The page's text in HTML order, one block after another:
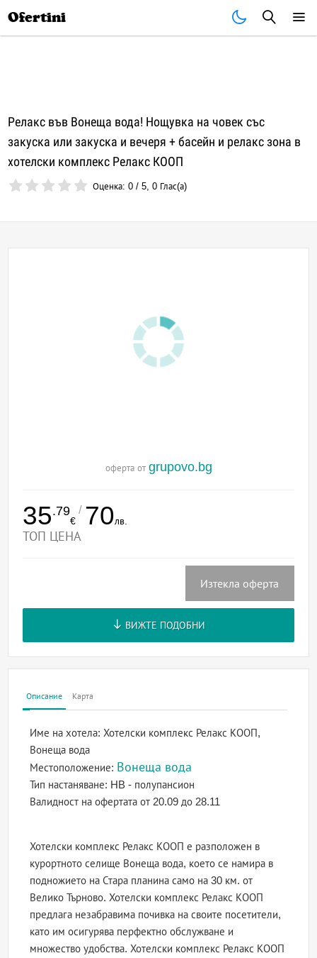
Ofertini
Релакс във Вонеща вода! Нощувка на човек със
закуска или закуска и вечеря + басейн и релакс зона в
хотелски комплекс Релакс КООП
Оценка:0 /5,0 Глас(а)
оферта от grupovo.bg
35.79
€
/ 70лв.
ТОП ЦЕНА
Изтекла оферта
ВИЖТЕ ПОДОБНИ
Описание Карта
Име на хотела: Хотелски комплекс Релакс КООП,
Вонеща вода
Местоположение: Вонеща вода
Тип настаняване: HB - полупансион
Валидност на офертатаот 20.09 до 28.11
Хотелски комплекс Релакс КООП е разположен в
курортното селище Вонеща вода, което се намира в
подножието на Стара планина само на 30 км. от
Велико Търново. Хотелски комплекс Релакс КООП
предлага незабравима почивка на своите посетители,
като им осигурява перфектно обслужване и
множество удобства. Хотелски комплекс Релакс КООП